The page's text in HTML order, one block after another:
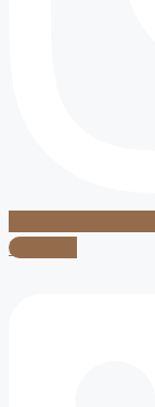
Linkedin